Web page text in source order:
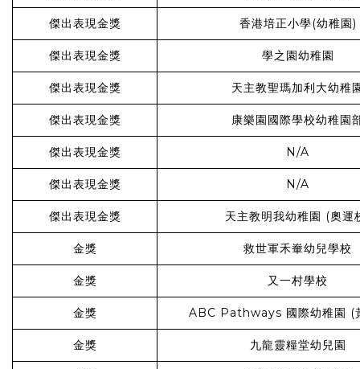
傑出表現金獎 香港培正小學(幼稚園)
傑出表現金獎 學之園幼稚園
傑出表現金獎 天主教聖瑪加利大幼稚
傑出表現金獎 康樂園國際學校幼稚園
傑出表現金獎 N/A
傑出表現金獎 N/A
傑出表現金獎 天主教明我幼稚園 (奧運
金獎 救世軍禾輋幼兒學校
金獎 又一村學校
金獎 ABC Pathways 國際幼稚園 (
金獎 九龍靈糧堂幼兒園